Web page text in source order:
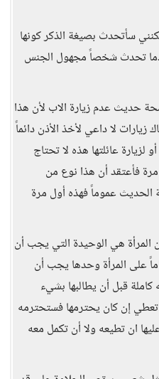
سأتحدث بصيغة الذكر كونها
تحدث شخصاً مجهول الجنس
حديث عدم زيارة الاب لأن هذا
لا داعي لأخذ الأذن دائماً
لزيارة عائلتها هذه لا تحتاج
فأعتقد أن هذا نوع من
عموماً فهذه أول مرة
المرأة هي الوحيدة التي يجب أن
على المرأة وحدها يجب أن
قبل أن يطالبها بشيء
إن كان يحترمها فستحترمه
ان تطيعه ولا أن تكمل معه